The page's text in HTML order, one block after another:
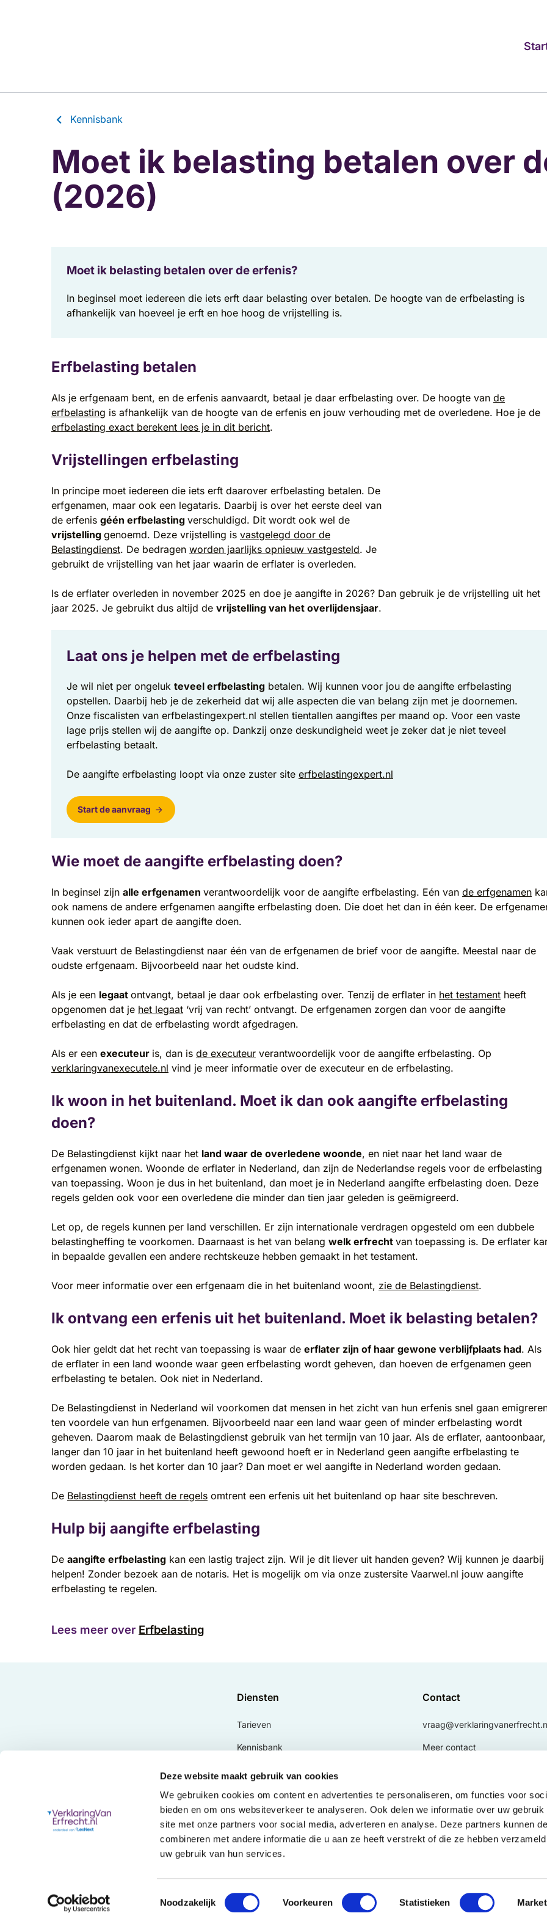
Deze website maakt gebruik van cookies
We gebruiken cookies om content en advertenties te personaliseren, om functies voor
bieden en om ons websiteverkeer te analyseren. Ook delen we informatie over uw gebruik
site met onze partners voor social media, adverteren en analyse. Deze partners kunnen
combineren met andere informatie die u aan ze heeft verstrekt of die ze hebben
uw gebruik van hun services.
Toestemmingsselectie
Noodzakelijk Voorkeuren Statistieken
Kennisbank
Moet ik belasting betalen over
(2026)
Moet ik belasting betalen over de erfenis?
In beginsel moet iedereen die iets erft daar belasting over betalen. De hoogte van de erfbelasting is
afhankelijk van hoeveel je erft en hoe hoog de vrijstelling is.
Erfbelasting betalen
Als je erfgenaam bent, en de erfenis aanvaardt, betaal je daar erfbelasting over. De hoogte van de
erfbelasting is afhankelijk van de hoogte van de erfenis en jouw verhouding met de overledene. Hoe je de
erfbelasting exact berekent lees je in dit bericht.
Vrijstellingen erfbelasting
In principe moet iedereen die iets erft daarover erfbelasting betalen. De
erfgenamen, maar ook een legataris. Daarbij is over het eerste deel van
de erfenis géén erfbelasting verschuldigd. Dit wordt ook wel de
vrijstelling genoemd. Deze vrijstelling is vastgelegd door de
Belastingdienst. De bedragen worden jaarlijks opnieuw vastgesteld. Je
gebruikt de vrijstelling van het jaar waarin de erflater is overleden.
Is de erflater overleden in november 2025 en doe je aangifte in 2026? Dan gebruik je de vrijstelling uit het
jaar 2025. Je gebruikt dus altijd de vrijstelling van het overlijdensjaar.
Laat ons je helpen met de erfbelasting
Je wil niet per ongeluk teveel erfbelasting betalen. Wij kunnen voor jou de aangifte erfbelasting
opstellen. Daarbij heb je de zekerheid dat wij alle aspecten die van belang zijn met je doornemen.
Onze fiscalisten van erfbelastingexpert.nl stellen tientallen aangiftes per maand op. Voor een vaste
lage prijs stellen wij de aangifte op. Dankzij onze deskundigheid weet je zeker dat je niet teveel
erfbelasting betaalt.
De aangifte erfbelasting loopt via onze zuster site erfbelastingexpert.nl
Start de aanvraag
Wie moet de aangifte erfbelasting doen?
In beginsel zijn alle erfgenamen verantwoordelijk voor de aangifte erfbelasting. Eén van de erfgenamen
ook namens de andere erfgenamen aangifte erfbelasting doen. Die doet het dan in één keer. De
kunnen ook ieder apart de aangifte doen.
Vaak verstuurt de Belastingdienst naar één van de erfgenamen de brief voor de aangifte. Meestal naar de
oudste erfgenaam. Bijvoorbeeld naar het oudste kind.
Als je een legaat ontvangt, betaal je daar ook erfbelasting over. Tenzij de erflater in het testament heeft
opgenomen dat je het legaat ‘vrij van recht’ ontvangt. De erfgenamen zorgen dan voor de aangifte
erfbelasting en dat de erfbelasting wordt afgedragen.
Als er een executeur is, dan is de executeur verantwoordelijk voor de aangifte erfbelasting. Op
verklaringvanexecutele.nl vind je meer informatie over de executeur en de erfbelasting.
Ik woon in het buitenland. Moet ik dan ook aangifte erfbelasting
doen?
De Belastingdienst kijkt naar het land waar de overledene woonde, en niet naar het land waar de
erfgenamen wonen. Woonde de erflater in Nederland, dan zijn de Nederlandse regels voor de erfbelasting
van toepassing. Woon je dus in het buitenland, dan moet je in Nederland aangifte erfbelasting doen. Deze
regels gelden ook voor een overledene die minder dan tien jaar geleden is geëmigreerd.
Let op, de regels kunnen per land verschillen. Er zijn internationale verdragen opgesteld om een dubbele
belastingheffing te voorkomen. Daarnaast is het van belang welk erfrecht van toepassing is. De erflater
in bepaalde gevallen een andere rechtskeuze hebben gemaakt in het testament.
Voor meer informatie over een erfgenaam die in het buitenland woont, zie de Belastingdienst.
Ik ontvang een erfenis uit het buitenland. Moet ik belasting betalen?
Ook hier geldt dat het recht van toepassing is waar de erflater zijn of haar gewone verblijfplaats had. Als
de erflater in een land woonde waar geen erfbelasting wordt geheven, dan hoeven de erfgenamen geen
erfbelasting te betalen. Ook niet in Nederland.
De Belastingdienst in Nederland wil voorkomen dat mensen in het zicht van hun erfenis snel gaan
ten voordele van hun erfgenamen. Bijvoorbeeld naar een land waar geen of minder erfbelasting wordt
geheven. Daarom maak de Belastingdienst gebruik van het termijn van 10 jaar. Als de erflater, aantoonbaar,
langer dan 10 jaar in het buitenland heeft gewoond hoeft er in Nederland geen aangifte erfbelasting te
worden gedaan. Is het korter dan 10 jaar? Dan moet er wel aangifte in Nederland worden gedaan.
De Belastingdienst heeft de regels omtrent een erfenis uit het buitenland op haar site beschreven.
Hulp bij aangifte erfbelasting
De aangifte erfbelasting kan een lastig traject zijn. Wil je dit liever uit handen geven? Wij kunnen je daarbij
helpen! Zonder bezoek aan de notaris. Het is mogelijk om via onze zustersite Vaarwel.nl jouw aangifte
erfbelasting te regelen.
Lees meer over Erfbelasting
Diensten
Tarieven
Kennisbank
Erfbelastingexpert.nl
Royement.nl
Vaarwel.nl
Verklaringvanexecutele.nl
Contact
Meer contact
LexNext